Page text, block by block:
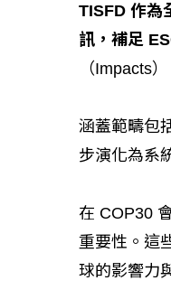
TISFD 作為
訊，補足
（Impacts
涵蓋範疇包
步演化為系
在 COP30
重要性。這
球的影響力